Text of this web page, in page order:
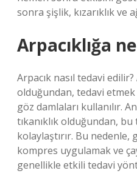
sonra şişlik, kızarıklık ve
Arpacıklığa
Arpacık nasıl tedavi
olduğundan, tedavi
göz damlaları kullanılır.
tıkanıklık olduğundan, bu
kolaylaştırır. Bu nedenle,
kompres uygulamak ve
genellikle etkili tedavi